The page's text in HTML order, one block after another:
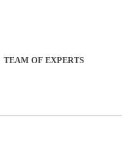
TEAM OF EXPERTS